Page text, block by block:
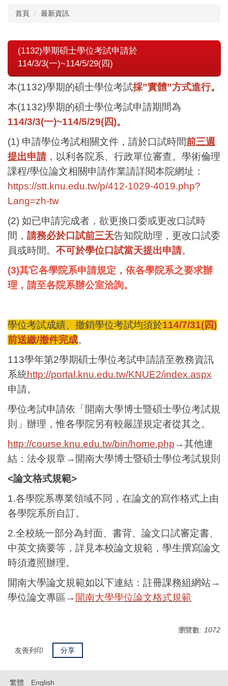
首頁 最新資訊
(1132)學期碩士學位考試申請於
114/3/3(一)~114/5/29(四)
本(1132)學期的碩士學位考試採”實體”方式進行。
本(1132)學期的碩士學位考試申請期間為
114/3/3(一)~114/5/29(四)。
(1) 申請學位考試相關文件，請於口試時間前三週
提出申請，以利各院系、行政單位審查。學術倫理
課程/學位論文相關申請作業請詳閱本院網址：
https://stt.knu.edu.tw/p/412-1029-4019.php?
Lang=zh-tw
(2) 如已申請完成者，欲更換口委或更改口試時
間， 請務必於口試前三天告知院助理，更改口試委
員或時間。 不可於學位口試當天提出申請。
(3)其它各學院系申請規定，依各學院系之要求辦
理，請至各院系辦公室洽詢。
學位考試成績、撤銷學位考試均須於114/7/31(四)
前送繳/撤件完成。
113學年第2學期碩士學位考試申請請至教務資訊
系統http://portal.knu.edu.tw/KNUE2/index.aspx
申請。
學位考試申請依「開南大學博士暨碩士學位考試規
則」辦理，惟各學院另有較嚴謹規定者從其之。
http://course.knu.edu.tw/bin/home.php→其他連
結：法令規章→開南大學博士暨碩士學位考試規則
<論文格式規範>
1.各學院系專業領域不同，在論文的寫作格式上由
各學院系所自訂。
2.全校統一部分為封面、書背、論文口試審定書、
中英文摘要等，詳見本校論文規範，學生撰寫論文
時須遵照辦理。
開南大學論文規範如以下連結：註冊課務組網站→
學位論文專區→ 開南大學學位論文格式規範
瀏覽數: 1072
友善列印 分享
繁體 English